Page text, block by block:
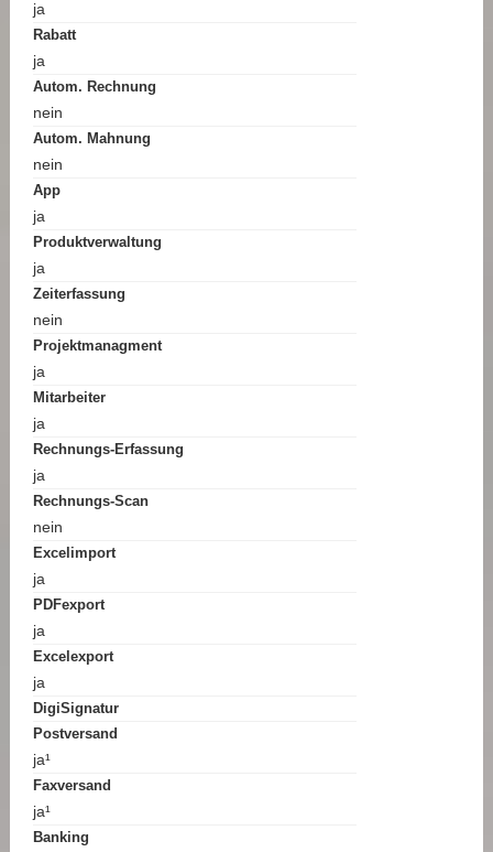
ja
Rabatt
ja
Autom. Rechnung
nein
Autom. Mahnung
nein
App
ja
Produktverwaltung
ja
Zeiterfassung
nein
Projektmanagment
ja
Mitarbeiter
ja
Rechnungs-Erfassung
ja
Rechnungs-Scan
nein
Excelimport
ja
PDFexport
ja
Excelexport
ja
DigiSignatur
Postversand
ja¹
Faxversand
ja¹
Banking